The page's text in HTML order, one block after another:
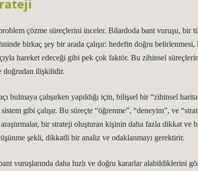
çözme süreçlerini inceler. Bilardoda bant vuruşu, bir
birkaç şey bir arada çalışır: hedefin doğru belirlenmesi,
hareket edeceği gibi pek çok faktör. Bu zihinsel
doğrudan ilişkilidir.
bulmaya çalışırken yapıldığı için, bilişsel bir “zihinsel
gibi çalışır. Bu süreçte “öğrenme”, “deneyim”, ve
bir strateji oluşturan kişinin daha fazla dikkat ve
şekli, dikkatli bir analiz ve odaklanmayı gerektirir.
vuruşlarında daha hızlı ve doğru kararlar alabildiklerini